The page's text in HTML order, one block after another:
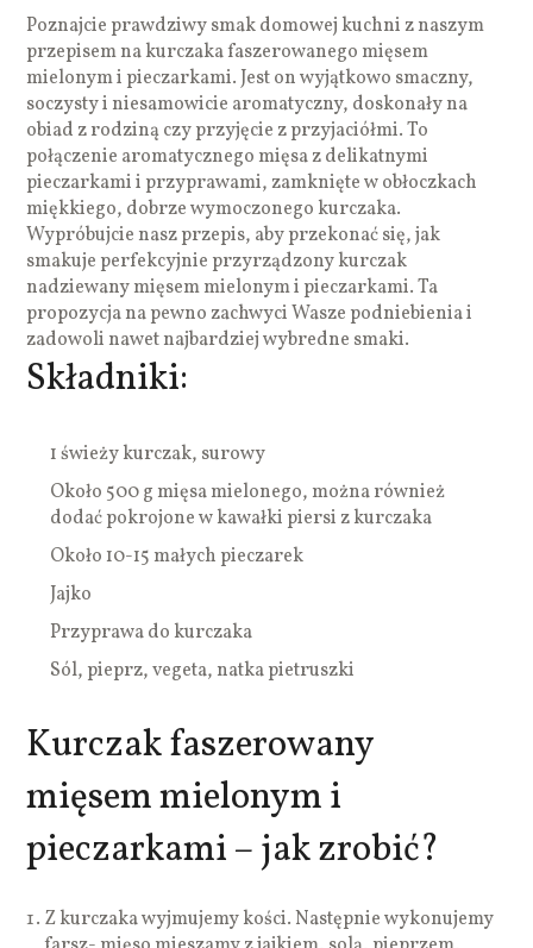
Poznajcie prawdziwy smak domowej kuchni z naszym
przepisem na kurczaka faszerowanego mięsem
mielonym i pieczarkami. Jest on wyjątkowo smaczny,
soczysty i niesamowicie aromatyczny, doskonały na
obiad z rodziną czy przyjęcie z przyjaciółmi. To
połączenie aromatycznego mięsa z delikatnymi
pieczarkami i przyprawami, zamknięte w obłoczkach
miękkiego, dobrze wymoczonego kurczaka.
Wypróbujcie nasz przepis, aby przekonać się, jak
smakuje perfekcyjnie przyrządzony kurczak
nadziewany mięsem mielonym i pieczarkami. Ta
propozycja na pewno zachwyci Wasze podniebienia i
zadowoli nawet najbardziej wybredne smaki.
Składniki:
1 świeży kurczak, surowy
Około 500 g mięsa mielonego, można również
dodać pokrojone w kawałki piersi z kurczaka
Około 10-15 małych pieczarek
Jajko
Przyprawa do kurczaka
Sól, pieprz, vegeta, natka pietruszki
Kurczak faszerowany
mięsem mielonym i
pieczarkami – jak zrobić?
Z kurczaka wyjmujemy kości. Następnie wykonujemy